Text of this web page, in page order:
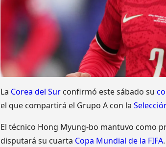
La Corea del Sur confirmó este sábado su
el que compartirá el Grupo A con la
El técnico Hong Myung-bo mantuvo como
disputará su cuarta Copa Mundial de la FIFA.